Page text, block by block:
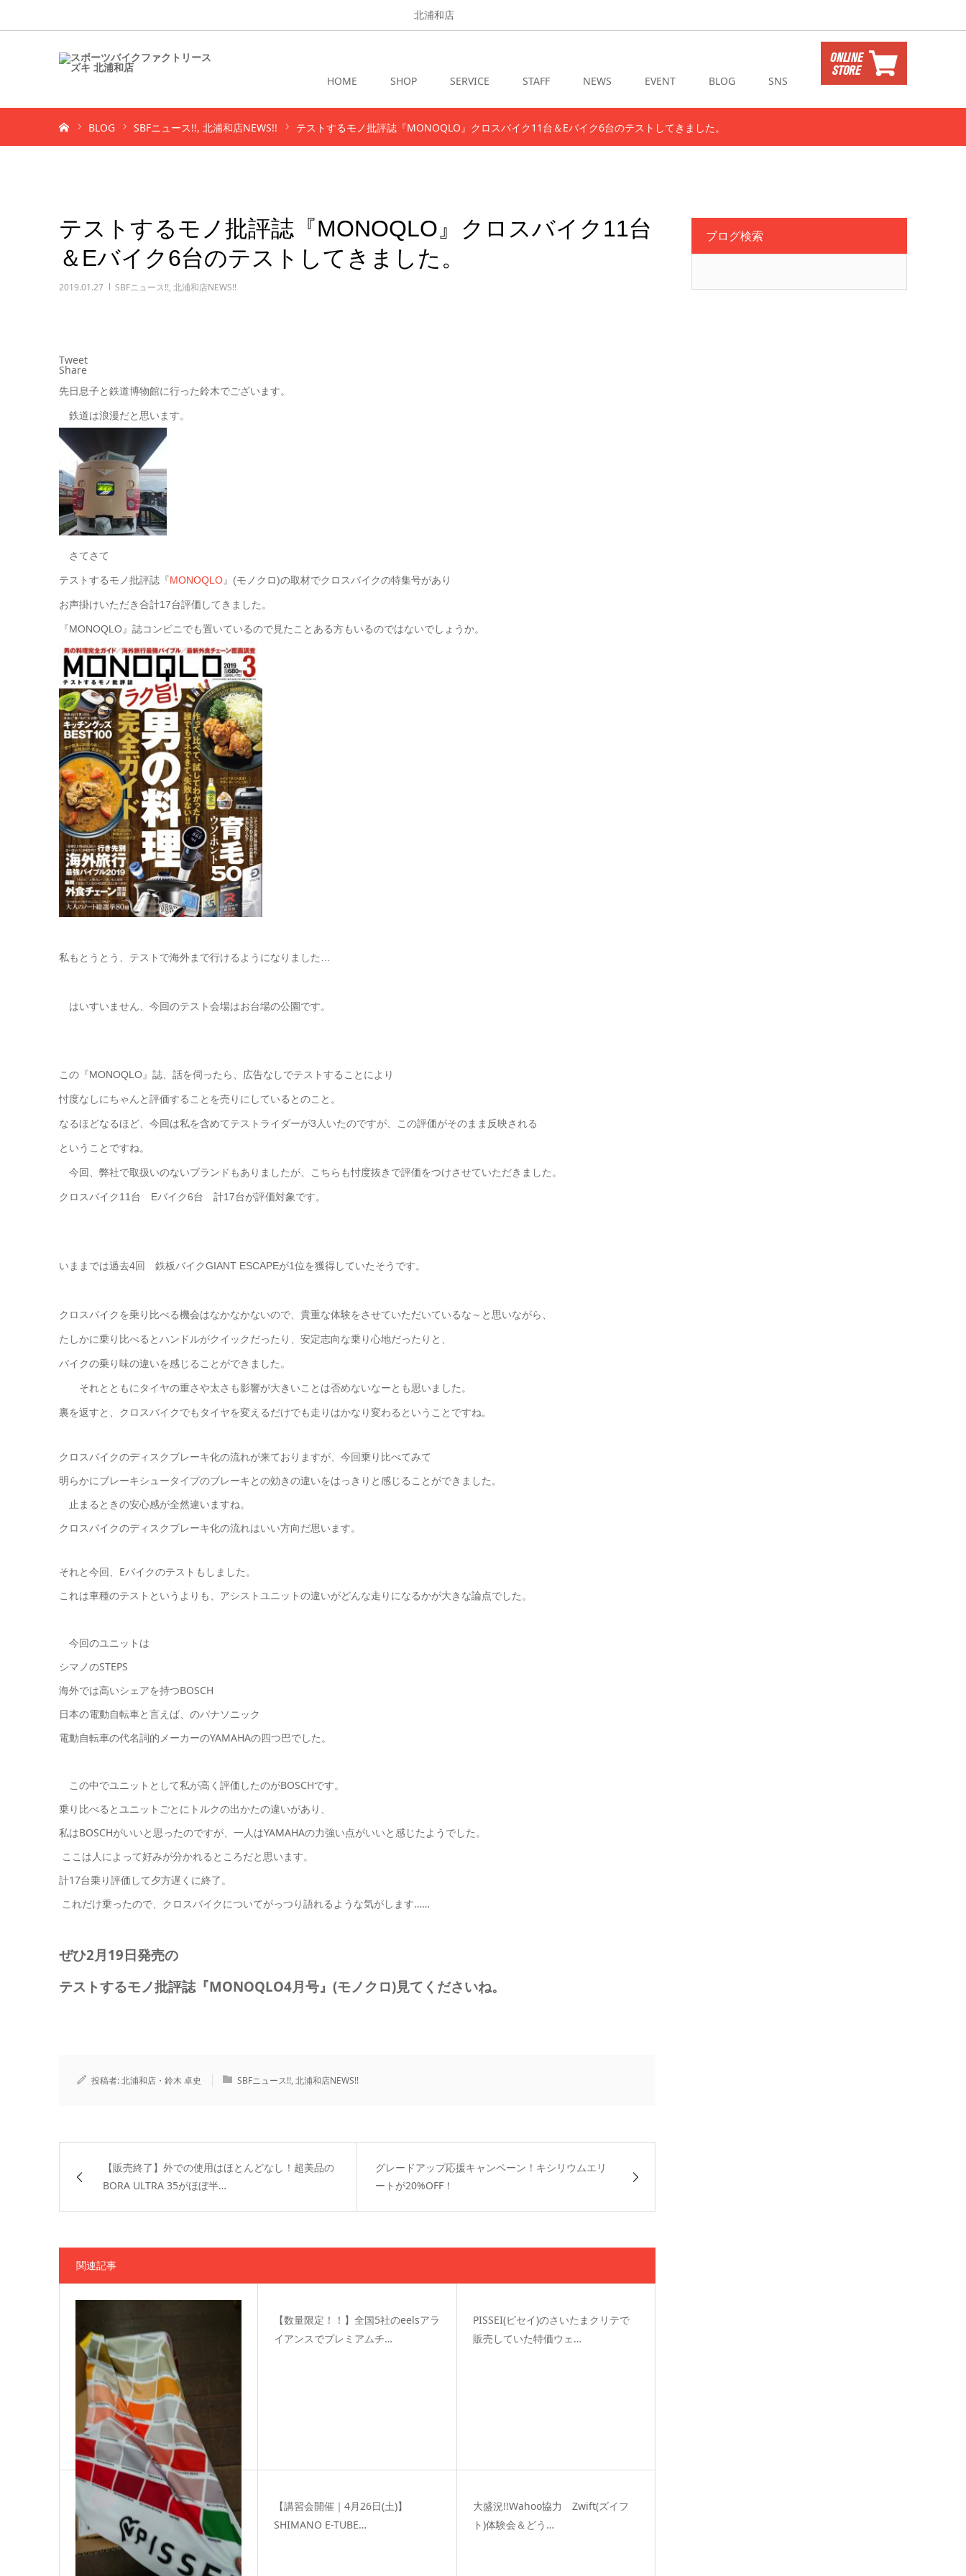
北浦和店
HOME SHOP SERVICE STAFF NEWS EVENT BLOG SNS
BLOG SBFニュース!! 北浦和店NEWS!! テストするモノ批評誌『MONOQLO』クロスバイク11台＆Eバイク6台のテストしてきました。
テストするモノ批評誌『MONOQLO』クロスバイク11台
＆Eバイク6台のテストしてきました。
2019.01.27 SBFニュース!!, 北浦和店NEWS!!
Tweet
Share
先日息子と鉄道博物館に行った鈴木でございます。
鉄道は浪漫だと思います。
さてさて
テストするモノ批評誌『MONOQLO』(モノクロ)の取材でクロスバイクの特集号があり
お声掛けいただき合計17台評価してきました。
『MONOQLO』誌コンビニでも置いているので見たことある方もいるのではないでしょうか。
私もとうとう、テストで海外まで行けるようになりました…
はいすいません、今回のテスト会場はお台場の公園です。
この『MONOQLO』誌、話を伺ったら、広告なしでテストすることにより
忖度なしにちゃんと評価することを売りにしているとのこと。
なるほどなるほど、今回は私を含めてテストライダーが3人いたのですが、この評価がそのまま反映される
ということですね。
今回、弊社で取扱いのないブランドもありましたが、こちらも忖度抜きで評価をつけさせていただきました。
クロスバイク11台 Eバイク6台 計17台が評価対象です。
いままでは過去4回 鉄板バイクGIANT ESCAPEが1位を獲得していたそうです。
クロスバイクを乗り比べる機会はなかなかないので、貴重な体験をさせていただいているな～と思いながら、
たしかに乗り比べるとハンドルがクイックだったり、安定志向な乗り心地だったりと、
バイクの乗り味の違いを感じることができました。
それとともに タイヤの重さや太さも影響が大きいことは否めないなーとも思いました。
裏を返すと、クロスバイクでもタイヤを変えるだけでも走りはかなり変わるということですね。
クロスバイクのディスクブレーキ化の流れが来ておりますが、今回乗り比べてみて
明らかにブレーキシュータイプのブレーキとの効きの違いをはっきりと感じることができました。
止まるときの安心感が全然違いますね。
クロスバイクのディスクブレーキ化の流れはいい方向だ思います。
それと今回、Eバイクのテストもしました。
これは車種のテストというよりも、アシストユニットの違いがどんな走りになるかが大きな論点でした。
今回のユニットは
シマノのSTEPS
海外では高いシェアを持つBOSCH
日本の電動自転車と言えば、のパナソニック
電動自転車の代名詞的メーカーのYAMAHAの四つ巴でした。
この中でユニットとして私が高く評価したのがBOSCHです。
乗り比べるとユニットごとにトルクの出かたの違いがあり、
私はBOSCHがいいと思ったのですが、一人はYAMAHAの力強い点がいいと感じたようでした。
ここは人によって好みが分かれるところだと思います。
計17台乗り評価して夕方遅くに終了。
これだけ乗ったので、クロスバイクについてがっつり語れるような気がします……
ぜひ2月19日発売の
テストするモノ批評誌『MONOQLO4月号』(モノクロ)見てくださいね。
投稿者:北浦和店・鈴木 卓史 SBFニュース!!,北浦和店NEWS!!
【販売終了】外での使用はほとんどなし！超美品の
BORA ULTRA 35がほぼ半…
グレードアップ応援キャンペーン！キシリウムエリ
ートが20%OFF！
関連記事
【数量限定！！】全国5社のeelsアラ
イアンスでプレミアムチ…
PISSEI(ピセイ)のさいたまクリテで
販売していた特価ウェ…
【完売です！】限定モデルまだあり
ます！ Cervelo R5…
【講習会開催｜4月26日(土)】
SHIMANO E-TUBE…
大盛況!!Wahoo協力 Zwift(ズイフ
ト)体験会＆どう…
ブログ検索